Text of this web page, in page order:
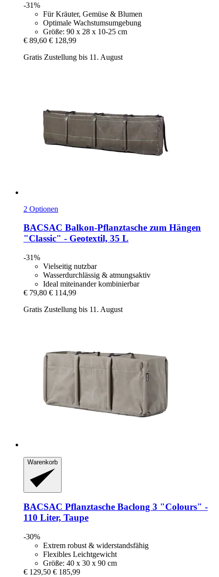
-31%
Für Kräuter, Gemüse & Blumen
Optimale Wachstumsumgebung
Größe: 90 x 28 x 10-25 cm
€ 89,60 € 128,99
Gratis Zustellung bis 11. August
2 Optionen
BACSAC Balkon-​Pflanztasche zum Hängen
"Classic" -​ Geotextil, 35 L
-31%
Vielseitig nutzbar
Wasserdurchlässig & atmungsaktiv
Ideal miteinander kombinierbar
€ 79,80 € 114,99
Gratis Zustellung bis 11. August
Warenkorb
BACSAC Pflanztasche Baclong 3 "Colours" -​
110 Liter, Taupe
-30%
Extrem robust & widerstandsfähig
Flexibles Leichtgewicht
Größe: 40 x 30 x 90 cm
€ 129,50 € 185,99